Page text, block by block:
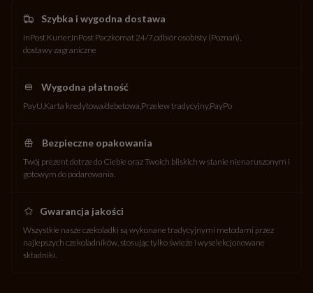
Szybka i wygodna dostawa
InPost Kurier InPost Paczkomat 24/7odbiór osobisty (Poznań)
dostawy zagraniczne
Wygodna płatność
PayU Karta kredytowa/debetowa Przelew tradycyjny PayPo
Bezpieczne opakowania
Twój prezent dotrze do Ciebie oraz Twoich bliskich w stanie nienaruszonym i
gotowym do podarowania.
Gwarancja jakości
Wszystkie nasze czekoladki są wykonane tradycyjnymi metodami przez
najlepszych czekoladników, stosując tylko świeże i wyselekcjonowane
składniki.